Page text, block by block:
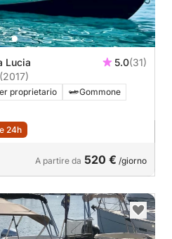
Lucia 5.0(31)
(2017)
proprietario
Gommone
24h
A partire da 520 € /giorno